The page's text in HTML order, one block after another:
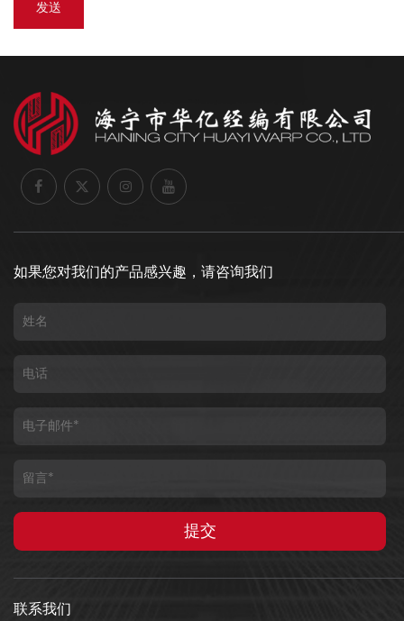
如果您对我们的产品感兴趣，请咨询我们
联系我们